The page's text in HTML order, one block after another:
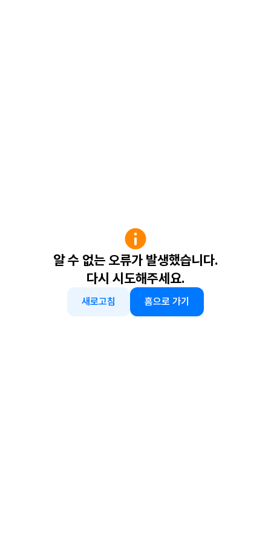
알 수 없는 오류가 발생했습니다.
다시 시도해주세요.
새로고침 홈으로 가기